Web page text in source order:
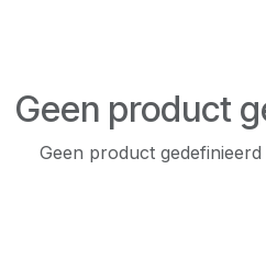
Geen product
Geen product